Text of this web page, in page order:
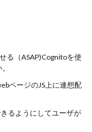
る（ASAP)Cognitoを使
ページのJS上に連想配
るようにしてユーザが